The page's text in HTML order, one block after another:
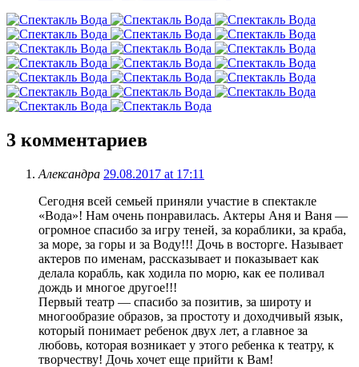
3 комментариев
Александра 29.08.2017 at 17:11
Сегодня всей семьей приняли участие в спектакле
«Вода»! Нам очень понравилась. Актеры Аня и Ваня —
огромное спасибо за игру теней, за кораблики, за краба,
за море, за горы и за Воду!!! Дочь в восторге. Называет
актеров по именам, рассказывает и показывает как
делала корабль, как ходила по морю, как ее поливал
дождь и многое другое!!!
Первый театр — спасибо за позитив, за широту и
многообразие образов, за простоту и доходчивый язык,
который понимает ребенок двух лет, а главное за
любовь, которая возникает у этого ребенка к театру, к
творчеству! Дочь хочет еще прийти к Вам!